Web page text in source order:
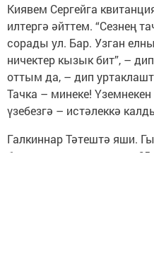
Киявем Сергейга
илтергә әйттем. “Сезнең
сорады ул. Бар. Узган
ничектер кызык бит”, –
оттым да, – дип
Тачка – минеке!
үзебезгә – истәлеккә
Галкиннар Тәтештә яши.
бергә гомер итүләренең